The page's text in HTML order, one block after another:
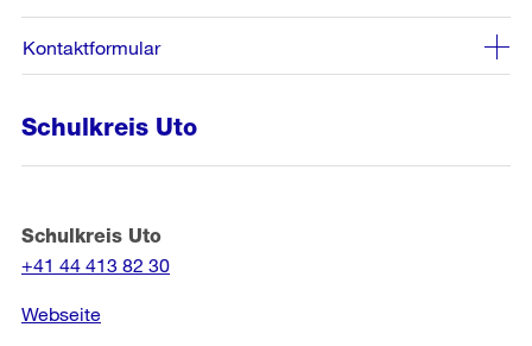
Kontaktformular
Schulkreis Uto
Schulkreis Uto
+41 44 413 82 30
Webseite